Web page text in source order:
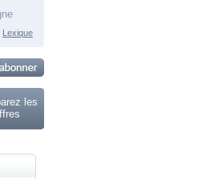
Lexique
les